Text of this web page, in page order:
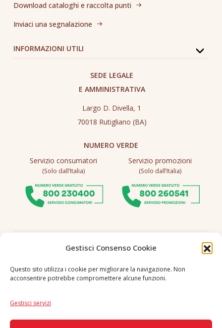
Gestisci Consenso Cookie
Questo sito utilizza i cookie per migliorare la navigazione. Non
acconsentire potrebbe compromettere alcune funzioni.
Gestisci servizi
Download cataloghi e raccolta punti
Inviaci una segnalazione
INFORMAZIONI UTILI
SEDE LEGALE
E AMMINISTRATIVA
Largo D. Divella, 1
70018 Rutigliano (BA)
NUMERO VERDE
Servizio consumatori
(Solo dall’Italia)
Servizio promozioni
(Solo dall’Italia)
Seguici